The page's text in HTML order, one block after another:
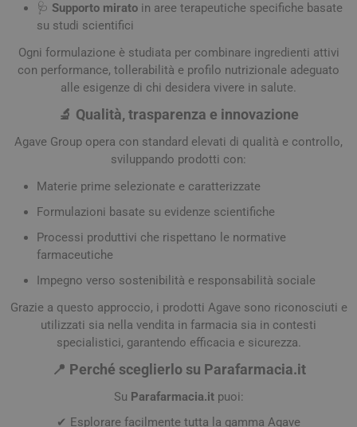
🩺 Supporto mirato in aree terapeutiche specifiche basate
su studi scientifici
Ogni formulazione è studiata per combinare ingredienti attivi
con performance, tollerabilità e profilo nutrizionale adeguato
alle esigenze di chi desidera vivere in salute.
🔬 Qualità, trasparenza e innovazione
Agave Group opera con standard elevati di qualità e controllo,
sviluppando prodotti con:
Materie prime selezionate e caratterizzate
Formulazioni basate su evidenze scientifiche
Processi produttivi che rispettano le normative
farmaceutiche
Impegno verso sostenibilità e responsabilità sociale
Grazie a questo approccio, i prodotti Agave sono riconosciuti e
utilizzati sia nella vendita in farmacia sia in contesti
specialistici, garantendo efficacia e sicurezza.
📍 Perché sceglierlo su Parafarmacia.it
Su Parafarmacia.itpuoi:
✔ Esplorare facilmente tutta la gamma Agave